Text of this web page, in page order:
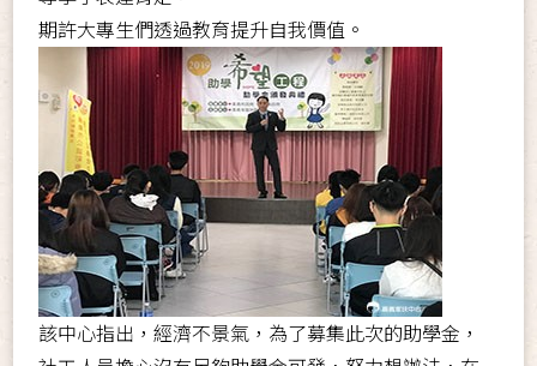
期許大專生們透過教育提升自我價值。
該中心指出，經濟不景氣，為了募集此次的助學金，